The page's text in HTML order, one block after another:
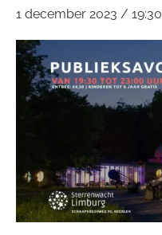
1 december 2023 / 19:30